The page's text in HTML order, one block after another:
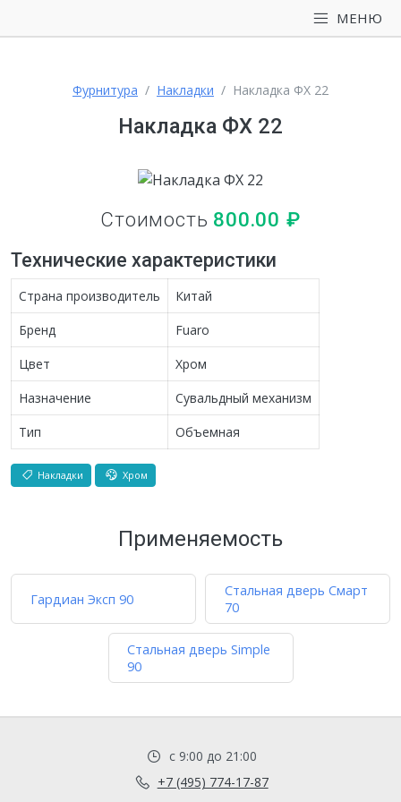
МЕНЮ
Фурнитура Накладки Накладка ФХ 22
Накладка ФХ 22
Стоимость 800.00 ₽
Технические характеристики
Страна производитель
Китай
Бренд
Fuaro
Цвет
Хром
Назначение
Сувальдный механизм
Тип
Объемная
Накладки Хром
Применяемость
Гардиан Эксп 90
Стальная дверь Смарт
70
Стальная дверь Simple
90
с 9:00 до 21:00
+7 (495) 774-17-87